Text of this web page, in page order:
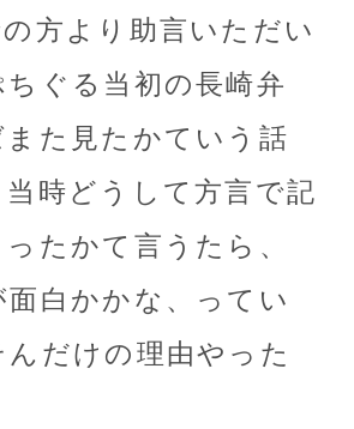
方より助言いただい
ぐる当初の長崎弁
た見たかていう話
時どうして方言で記
たかて言うたら、
白かかな、ってい
んだけの理由やった